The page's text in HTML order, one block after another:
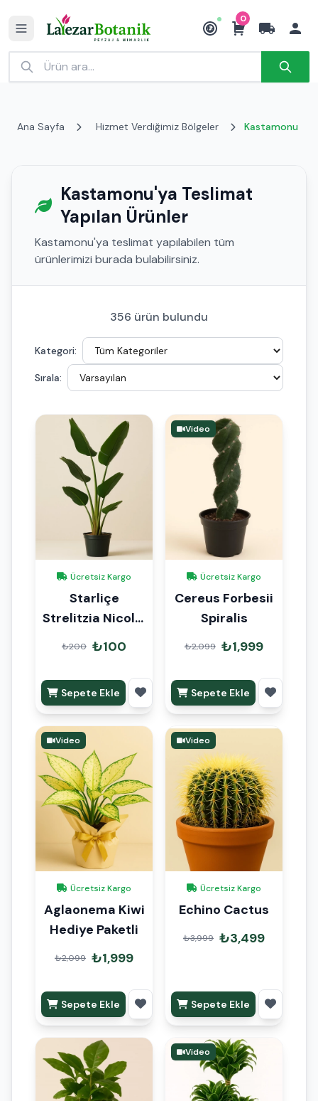
₺
0
Ana Sayfa Hizmet Verdiğimiz Bölgeler Kastamonu
Kastamonu'ya Teslimat
Yapılan Ürünler
Kastamonu'ya teslimat yapılabilen tüm
ürünlerimizi burada bulabilirsiniz.
356 ürün bulundu
Kategori:
Sırala:
Ücretsiz Kargo
Starliçe
Strelitzia Nicolai
Tek Kök
₺200 ₺100
Sepete Ekle
Video
Ücretsiz Kargo
Cereus Forbesii
Spiralis
₺2,099 ₺1,999
Sepete Ekle
Video
Ücretsiz Kargo
Aglaonema Kiwi
Hediye Paketli
₺2,099 ₺1,999
Sepete Ekle
Video
Ücretsiz Kargo
Echino Cactus
₺3,999 ₺3,499
Sepete Ekle
Video